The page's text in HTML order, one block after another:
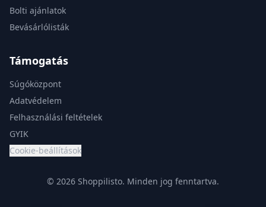
Bolti ajánlatok
Bevásárlólisták
Támogatás
Súgóközpont
Adatvédelem
Felhasználási feltételek
GYIK
Cookie-beállítások
© 2026 Shoppilisto. Minden jog fenntartva.